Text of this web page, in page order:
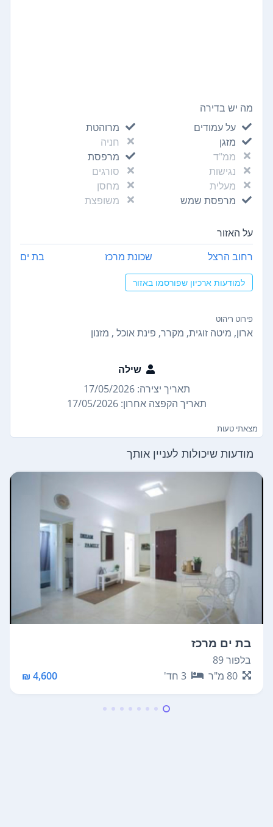
מה יש בדירה
על עמודים
מרוהטת
מזגן
חניה
ממ"ד
מרפסת
נגישות
סורגים
מעלית
מחסן
מרפסת שמש
משופצת
על האזור
רחוב הרצל שכונת מרכז בת ים
למודעות ארכיון שפורסמו באזור
פירוט ריהוט
ארון, מיטה זוגית, מקרר, פינת אוכל , מזנון
שילה
תאריך יצירה: 17/05/2026
תאריך הקפצה אחרון: 17/05/2026
מצאתי טעות
מודעות שיכולות לעניין אותך
בת ים מרכז
בלפור 89
80 מ"ר 3 חד' 4,600 ₪